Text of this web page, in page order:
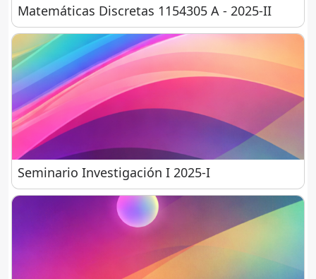
Matemáticas Discretas 1154305 A - 2025-II
Matemáticas Discretas 1154305 A - 2025-II
Seminario Investigación I 2025-I
Seminario Investigación I 2025-I